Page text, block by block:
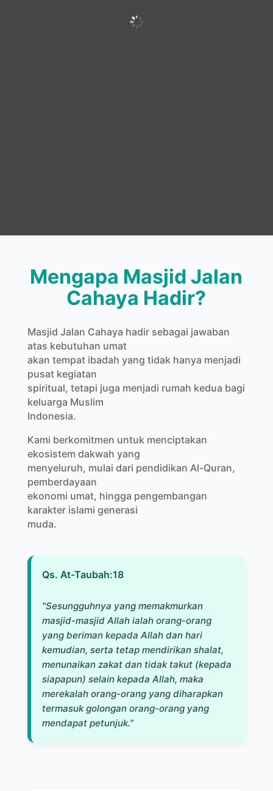
Mengapa Masjid Jalan
Cahaya Hadir?
Masjid Jalan Cahaya hadir sebagai jawaban
atas kebutuhan umat
akan tempat ibadah yang tidak hanya menjadi
pusat kegiatan
spiritual, tetapi juga menjadi rumah kedua bagi
keluarga Muslim
Indonesia.
Kami berkomitmen untuk menciptakan
ekosistem dakwah yang
menyeluruh, mulai dari pendidikan Al-Quran,
pemberdayaan
ekonomi umat, hingga pengembangan
karakter islami generasi
muda.
Qs. At-Taubah:18
"Sesungguhnya yang memakmurkan
masjid-masjid Allah ialah orang-orang
yang beriman kepada Allah dan hari
kemudian, serta tetap mendirikan shalat,
menunaikan zakat dan tidak takut (kepada
siapapun) selain kepada Allah, maka
merekalah orang-orang yang diharapkan
termasuk golongan orang-orang yang
mendapat petunjuk."